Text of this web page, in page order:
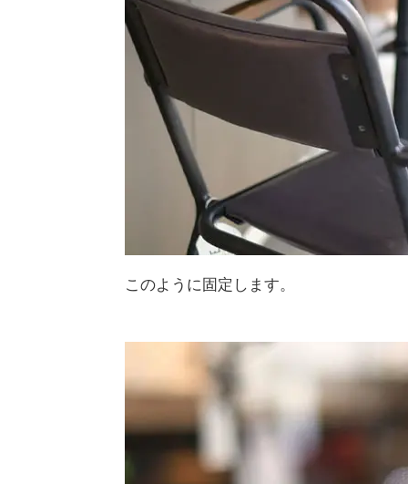
このように固定します。